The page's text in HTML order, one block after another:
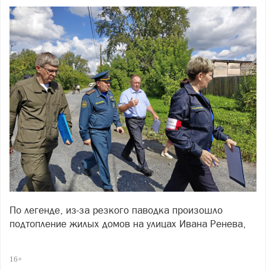
По легенде, из‑за резкого паводка произошло
подтопление жилых домов на улицах Ивана Ренева,
чёткой координации.
16+